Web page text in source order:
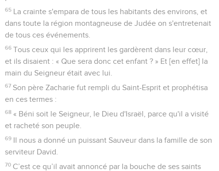
65 La crainte s'empara de tous les habitants des environs, et
dans toute la région montagneuse de Judée on s'entretenait
de tous ces événements.
66 Tous ceux qui les apprirent les gardèrent dans leur cœur,
et ils disaient : « Que sera donc cet enfant ? » Et [en effet] la
main du Seigneur était avec lui.
67 Son père Zacharie fut rempli du Saint-Esprit et prophétisa
en ces termes :
68 « Béni soit le Seigneur, le Dieu d'Israël, parce qu'il a visité
et racheté son peuple.
69 Il nous a donné un puissant Sauveur dans la famille de son
serviteur David.
70 C’est ce qu’il avait annoncé par la bouche de ses saints